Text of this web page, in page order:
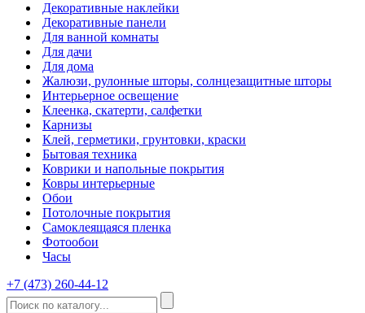
Декоративные наклейки
Декоративные панели
Для ванной комнаты
Для дачи
Для дома
Жалюзи, рулонные шторы, солнцезащитные шторы
Интерьерное освещение
Клеенка, скатерти, салфетки
Карнизы
Клей, герметики, грунтовки, краски
Бытовая техника
Коврики и напольные покрытия
Ковры интерьерные
Обои
Потолочные покрытия
Самоклеящаяся пленка
Фотообои
Часы
+7 (473) 260-44-12